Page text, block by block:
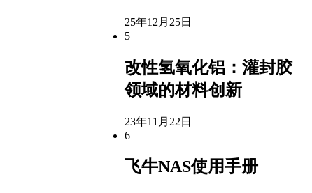
25年12月25日
5
改性氢氧化铝：灌封胶
领域的材料创新
23年11月22日
6
飞牛NAS使用手册